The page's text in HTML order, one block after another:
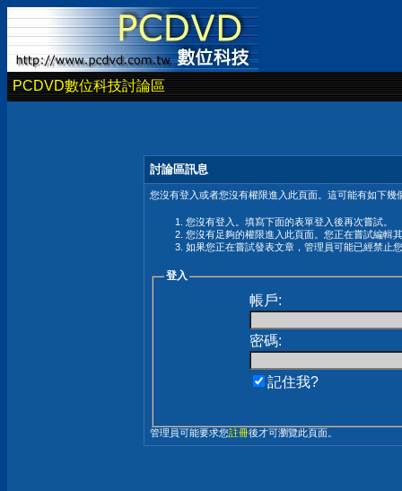
PCDVD數位科技討論區
討論區訊息
您沒有登入或者您沒有權限進入此頁面。這可能有如下幾
您沒有登入。填寫下面的表單登入後再次嘗試。
您沒有足夠的權限進入此頁面。您正在嘗試編輯
如果您正在嘗試發表文章，管理員可能已經禁止
登入
帳戶:
密碼:
記住我?
管理員可能要求您註冊後才可瀏覽此頁面。